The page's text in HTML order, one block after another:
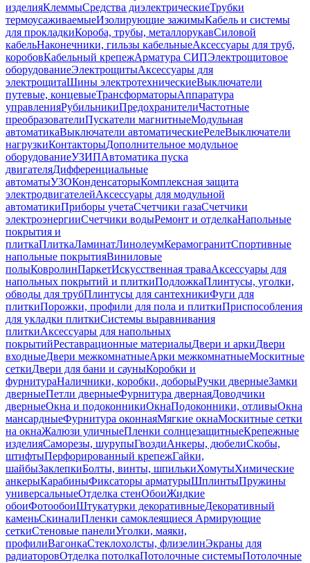
изделияКлеммыСредства диэлектрическиеТрубки
термоусаживаемыеИзолирующие зажимыКабель и системы
для прокладкиКороба, трубы, металлорукавСиловой
кабельНаконечники, гильзы кабельныеАксессуары для труб,
коробовКабельный крепежАрматура СИПЭлектрощитовое
оборудованиеЭлектрощитыАксессуары для
электрощитаШины электротехническиеВыключатели
путевые, концевыеТрансформаторыАппаратура
управленияРубильникиПредохранителиЧастотные
преобразователиПускатели магнитныеМодульная
автоматикаВыключатели автоматическиеРелеВыключатели
нагрузкиКонтакторыДополнительное модульное
оборудованиеУЗИПАвтоматика пуска
двигателяДифференциальные
автоматыУЗОКонденсаторыКомплексная защита
электродвигателейАксессуары для модульной
автоматикиПриборы учетаСчетчики газаСчетчики
электроэнергииСчетчики водыРемонт и отделкаНапольные
покрытия и
плиткаПлиткаЛаминатЛинолеумКерамогранитСпортивные
напольные покрытияВиниловые
полыКовролинПаркетИскусственная траваАксессуары для
напольных покрытий и плиткиПодложкаПлинтусы, уголки,
обводы для трубПлинтусы для сантехникиФуги для
плиткиПорожки, профили для пола и плиткиПриспособления
для укладки плиткиСистемы выравнивания
плиткиАксессуары для напольных
покрытийРеставрационные материалыДвери и аркиДвери
входныеДвери межкомнатныеАрки межкомнатныеМоскитные
сеткиДвери для бани и сауныКоробки и
фурнитураНаличники, коробки, доборыРучки дверныеЗамки
дверныеПетли дверныеФурнитура двернаяДоводчики
дверныеОкна и подоконникиОкнаПодоконники, отливыОкна
мансардныеФурнитура оконнаяМягкие окнаМоскитные сетки
на окнаЖалюзи уличныеПленки солнцезащитныеКрепежные
изделияСаморезы, шурупыГвоздиАнкеры, дюбелиСкобы,
штифтыПерфорированный крепежГайки,
шайбыЗаклепкиБолты, винты, шпилькиХомутыХимические
анкерыКарабиныФиксаторы арматурыШплинтыПружины
универсальныеОтделка стенОбоиЖидкие
обоиФотообоиШтукатурки декоративныеДекоративный
каменьСкиналиПленки самоклеящиеся Армирующие
сеткиСтеновые панелиУголки, маяки,
профилиВагонкаСтеклохолсты, флизелинЭкраны для
радиаторовОтделка потолкаПотолочные системыПотолочные